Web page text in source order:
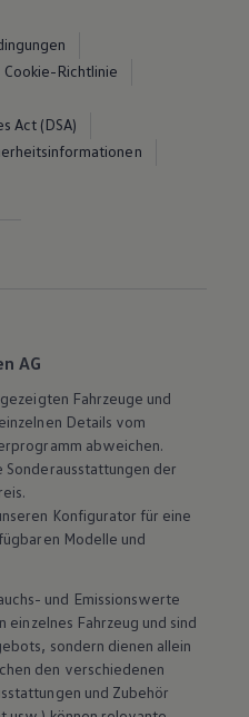
Cookie-Richtlinie
Act (DSA)
AG
Fahrzeuge und
Details vom
abweichen.
der
Konfigurator für eine
Modelle und
und Emissionswerte
einzelnes Fahrzeug und sind
sondern dienen allein
den verschiedenen
und Zubehör